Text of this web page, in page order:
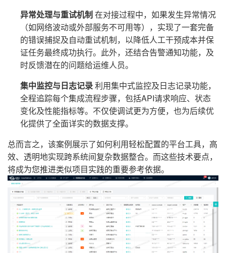
异常处理与重试机制在对接过程中，如果发生异常情况
（如网络波动或外部服务不可用等），实现了一套完备
的错误捕捉及自动重试机制，以降低人工干预成本并保
证任务最终成功执行。此外，还结合告警通知功能，及
时反馈潜在的问题给运维人员。
集中监控与日志记录利用集中式监控及日志记录功能，
全程追踪每个集成流程步骤，包括API请求响应、状态
变化及性能指标等。不仅使调试更为方便，也为后续优
化提供了全面详实的数据支撑。
总而言之，该案例展示了如何利用轻松配置的平台工具，高
效、透明地实现跨系统间复杂数据整合。而这些技术要点，
将成为您推进类似项目实践的重要参考依据。